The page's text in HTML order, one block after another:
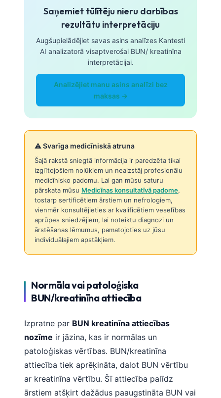
Saņemiet tūlītēju nieru darbības
rezultātu interpretāciju
Augšupielādējiet savas asins analīzes Kantesti
AI analizatorā visaptverošai BUN/ kreatinīna
interpretācijai.
Analizējiet manu asins analīzi bez
maksas →
⚠️ Svarīga medicīniskā atruna
Šajā rakstā sniegtā informācija ir paredzēta tikai
izglītojošiem nolūkiem un neaizstāj profesionālu
medicīnisko padomu. Lai gan mūsu saturu
pārskata mūsu Medicīnas konsultatīvā padome,
tostarp sertificētiem ārstiem un nefrologiem,
vienmēr konsultējieties ar kvalificētiem veselības
aprūpes sniedzējiem, lai noteiktu diagnozi un
ārstēšanas lēmumus, pamatojoties uz jūsu
individuālajiem apstākļiem.
Normāla vai patoloģiska
BUN/kreatinīna attiecība
Izpratne par BUN kreatinīna attiecības
nozīme ir jāzina, kas ir normālas un
patoloģiskas vērtības. BUN/kreatinīna
attiecība tiek aprēķināta, dalot BUN vērtību
ar kreatinīna vērtību. Šī attiecība palīdz
ārstiem atšķirt dažādus paaugstināta BUN vai